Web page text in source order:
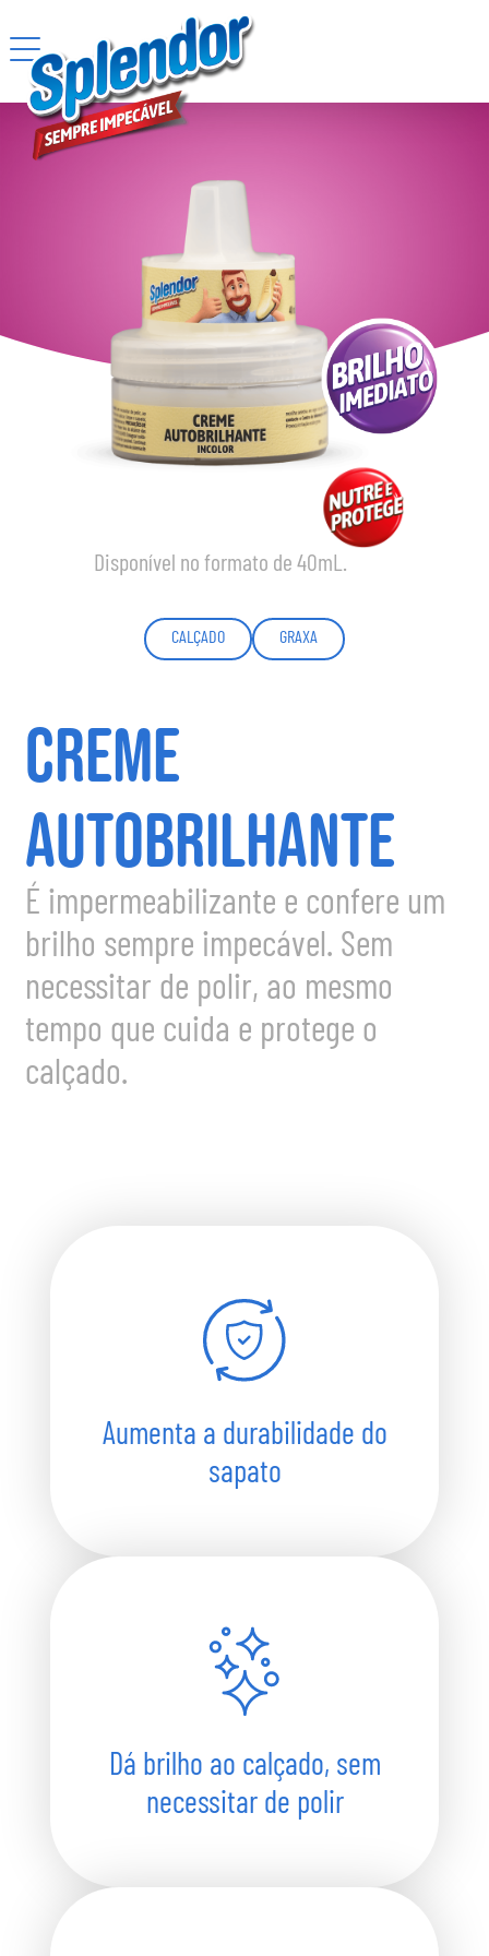
CALÇADO GRAXA
CREME
AUTOBRILHANTE
É impermeabilizante e confere um
brilho sempre impecável. Sem
necessitar de polir, ao mesmo
tempo que cuida e protege o
calçado.
Disponível no formato de 40mL.
Aumenta a durabilidade do
sapato
Dá brilho ao calçado, sem
necessitar de polir